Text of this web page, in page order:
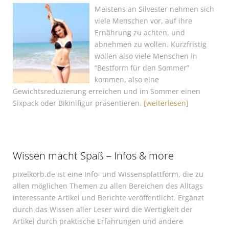
Meistens an Silvester nehmen sich
viele Menschen vor, auf ihre
Ernährung zu achten, und
abnehmen zu wollen. Kurzfristig
wollen also viele Menschen in
“Bestform für den Sommer”
kommen, also eine
Gewichtsreduzierung erreichen und im Sommer einen
Sixpack oder Bikinifigur präsentieren. [weiterlesen]
Wissen macht Spaß – Infos & more
pixelkorb.de ist eine Info- und Wissensplattform, die zu
allen möglichen Themen zu allen Bereichen des Alltags
interessante Artikel und Berichte veröffentlicht. Ergänzt
durch das Wissen aller Leser wird die Wertigkeit der
Artikel durch praktische Erfahrungen und andere